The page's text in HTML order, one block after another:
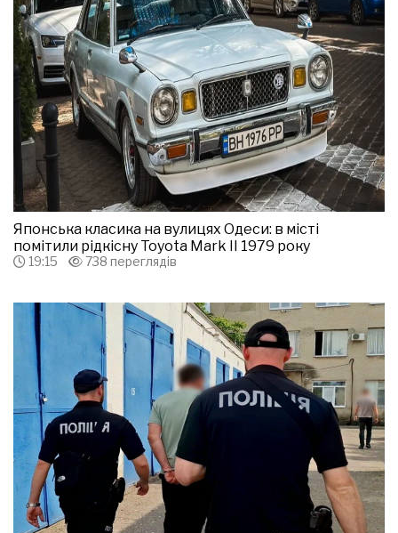
Японська класика на вулицях Одеси: в місті
помітили рідкісну Toyota Mark II 1979 року
19:15 738 переглядів